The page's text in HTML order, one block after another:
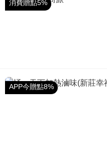
消費贈點5%
APP今贈點8%